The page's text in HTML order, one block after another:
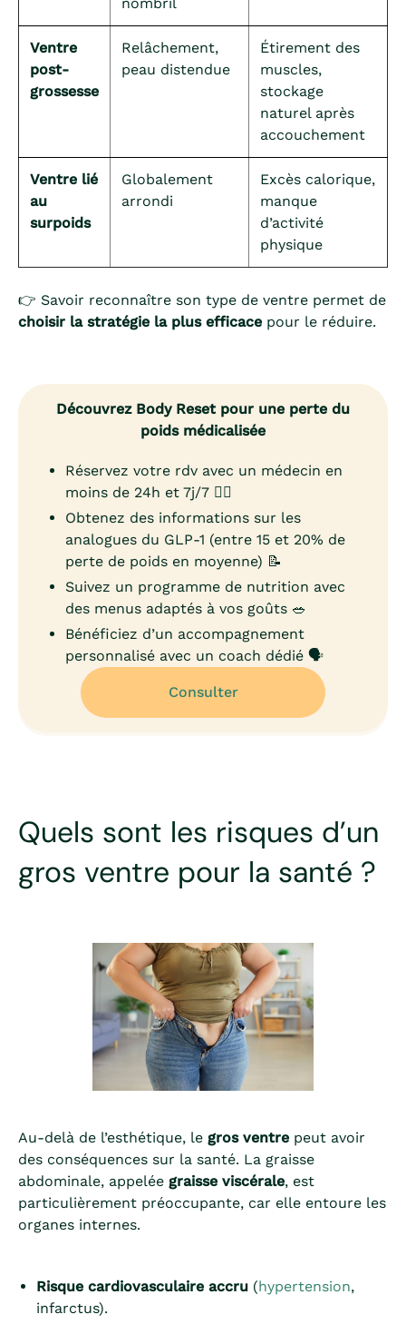
Ventre
post-
grossesse
Relâchement,
peau distendue
Étirement des
muscles,
stockage
naturel après
accouchement
Ventre lié
au
surpoids
Globalement
arrondi
Excès calorique,
manque
d’activité
physique
👉 Savoir reconnaître son type de ventre permet de
choisir la stratégie la plus efficace pour le réduire.
Découvrez Body Reset pour une perte du
poids médicalisée
Réservez votre rdv avec un médecin en
moins de 24h et 7j/7 👨‍⚕️
Obtenez des informations sur les
analogues du GLP-1 (entre 15 et 20% de
perte de poids en moyenne) 📝
Suivez un programme de nutrition avec
des menus adaptés à vos goûts 🥗
Bénéficiez d’un accompagnement
personnalisé avec un coach dédié 🗣️
Consulter
Quels sont les risques d’un
gros ventre pour la santé ?
Au-delà de l’esthétique, le gros ventre peut avoir
des conséquences sur la santé. La graisse
abdominale, appelée graisse viscérale, est
particulièrement préoccupante, car elle entoure les
organes internes.
Risque cardiovasculaire accru (hypertension,
infarctus).